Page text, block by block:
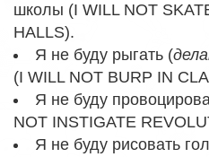
школы (I WILL NOT
HALLS).
Я не буду рыгать (
(I WILL NOT BURP IN
Я не буду
NOT INSTIGATE
Я не буду рисовать